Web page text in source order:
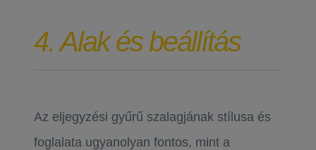
4. Alak és beállítás
Az eljegyzési gyűrű szalagjának stílusa és
foglalata ugyanolyan fontos, mint a